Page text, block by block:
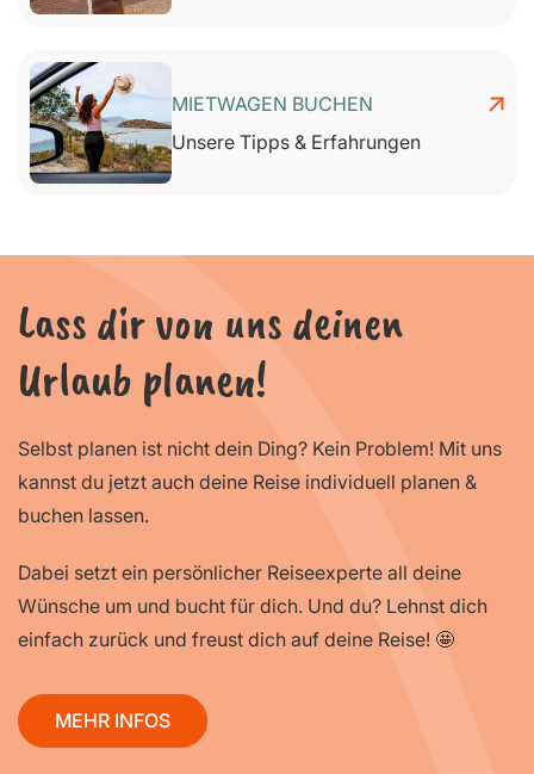
MIETWAGEN BUCHEN
Unsere Tipps & Erfahrungen
Lass dir von uns deinen
Urlaub planen!
Selbst planen ist nicht dein Ding? Kein Problem! Mit uns
kannst du jetzt auch deine Reise individuell planen &
buchen lassen.
Dabei setzt ein persönlicher Reiseexperte all deine
Wünsche um und bucht für dich. Und du? Lehnst dich
einfach zurück und freust dich auf deine Reise! 🤩
MEHR INFOS